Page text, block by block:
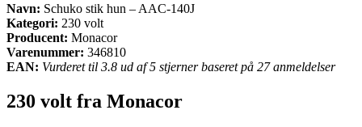
Navn: Schuko stik hun – AAC-140J
Kategori: 230 volt
Producent: Monacor
Varenummer: 346810
EAN: Vurderet til 3.8 ud af 5 stjerner baseret på 27 anmeldelser
230 volt fra Monacor